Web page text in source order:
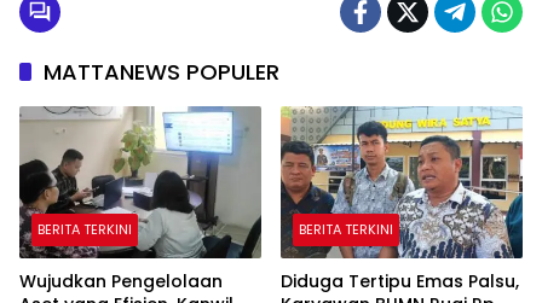
MATTANEWS POPULER
BERITA TERKINI
Wujudkan Pengelolaan
BERITA TERKINI
Diduga Tertipu Emas Palsu,